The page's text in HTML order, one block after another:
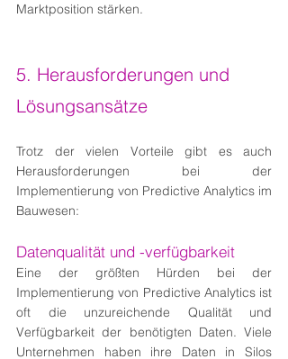
Marktposition stärken.
5. Herausforderungen und
Lösungsansätze
Trotz der vielen Vorteile gibt es auch
Herausforderungen bei der
Implementierung von Predictive Analytics im
Bauwesen:
Datenqualität und -verfügbarkeit
Eine der größten Hürden bei der
Implementierung von Predictive Analytics ist
oft die unzureichende Qualität und
Verfügbarkeit der benötigten Daten. Viele
Unternehmen haben ihre Daten in Silos